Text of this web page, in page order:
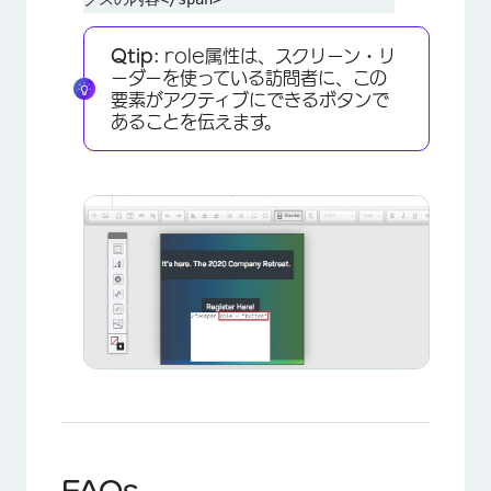
×
Qtip: role属性は、スクリーン・リ
ーダーを使っている訪問者に、この
要素がアクティブにできるボタンで
あることを伝えます。